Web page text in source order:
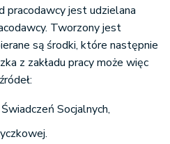
pracodawcy jest udzielana
Tworzony jest
są środki, które następnie
z zakładu pracy może więc
Socjalnych,